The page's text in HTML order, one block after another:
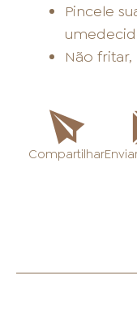
Pincele
Não
Compartilhar